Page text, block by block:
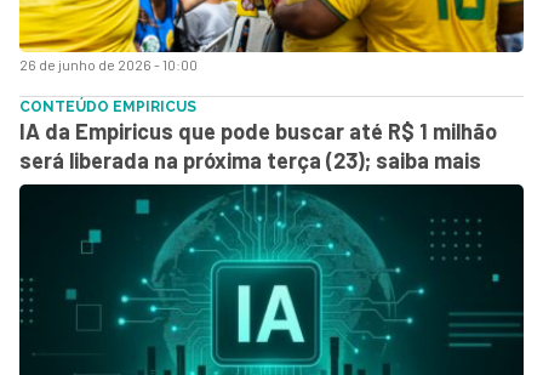
26 de junho de 2026 - 10:00
CONTEÚDO EMPIRICUS
IA da Empiricus que pode buscar até R$ 1 milhão
será liberada na próxima terça (23); saiba mais